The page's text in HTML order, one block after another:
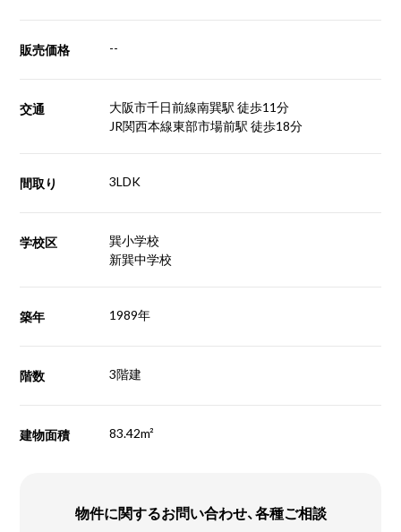
販売価格 --
交通
大阪市千日前線南巽駅 徒歩11分
JR関西本線東部市場前駅 徒歩18分
間取り 3LDK
学校区
巽小学校
新巽中学校
築年 1989年
階数 3階建
建物面積 83.42m²
物件に関するお問い合わせ、各種ご相談